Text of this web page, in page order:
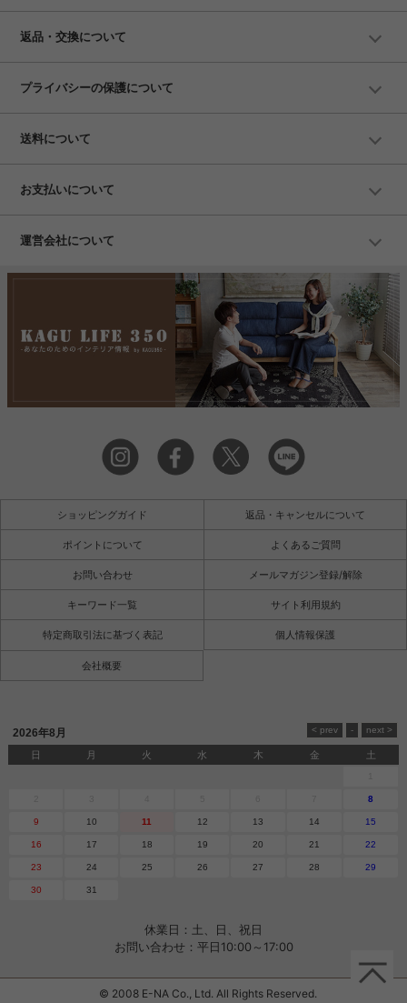
返品・交換について
プライバシーの保護について
送料について
お支払いについて
運営会社について
ショッピングガイド 返品・キャンセルについて
ポイントについて よくあるご質問
お問い合わせ メールマガジン登録/解除
キーワード一覧 サイト利用規約
特定商取引法に基づく表記 個人情報保護
会社概要
2026年8月
日 月 火 水 木 金 土
8
9 10 11 12 13 14 15
16 17 18 19 20 21 22
23 24 25 26 27 28 29
30 31
休業日：土、日、祝日
お問い合わせ：平日10:00～17:00
© 2008 E-NA Co., Ltd. All Rights Reserved.